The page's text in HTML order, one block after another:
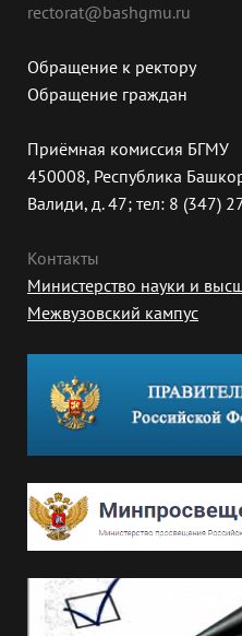
rectorat@bashgmu.ru
Обращение к ректору
Обращение граждан
Приёмная комиссия БГМУ
450008, Республика
Валиди, д. 47; тел: 8 (347)
Контакты
Министерство науки и
Межвузовский кампус